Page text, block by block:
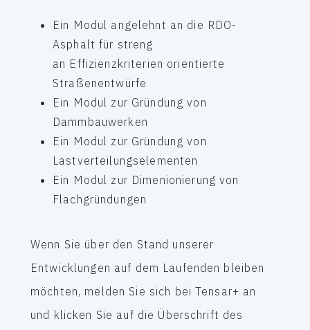
Ein Modul angelehnt an die RDO-
Asphalt für streng
an Effizienzkriterien orientierte
Straßenentwürfe
Ein Modul zur Gründung von
Dammbauwerken
Ein Modul zur Gründung von
Lastverteilungselementen
Ein Modul zur Dimenionierung von
Flachgründungen
Wenn Sie über den Stand unserer
Entwicklungen auf dem Laufenden bleiben
möchten, melden Sie sich bei Tensar+ an
und klicken Sie auf die Überschrift des